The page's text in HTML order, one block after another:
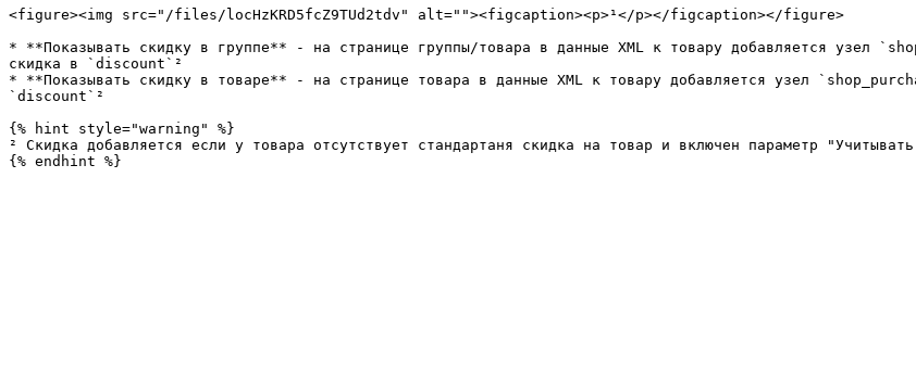
<figure><img src="/files/locHzKRD5fcZ9TUd2tdv" alt=""><figcaption><p>¹</p></figcaption></figure>
* **Показывать скидку в группе** - на странице группы/товара в данные XML к товару добавляется узел
скидка в `discount`²
* **Показывать скидку в товаре** - на странице товара в данные XML к товару добавляется узел
`discount`²
{% hint style="warning" %}
² Скидка добавляется если у товара отсутствует стандартаня скидка на товар и включен параметр